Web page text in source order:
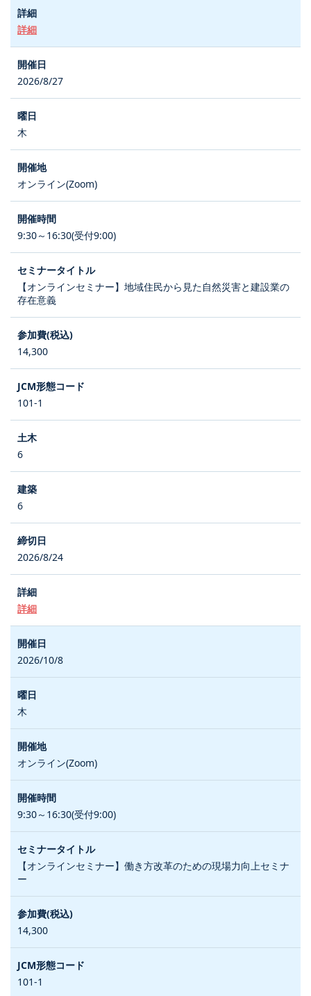
詳細
2026/8/27
木
オンライン(Zoom)
9:30～16:30(受付9:00)
【オンラインセミナー】地域住民から見た自然災害と建設業の
存在意義
14,300
101-1
6
6
2026/8/24
詳細
2026/10/8
木
オンライン(Zoom)
9:30～16:30(受付9:00)
【オンラインセミナー】働き方改革のための現場力向上セミナ
ー
14,300
101-1